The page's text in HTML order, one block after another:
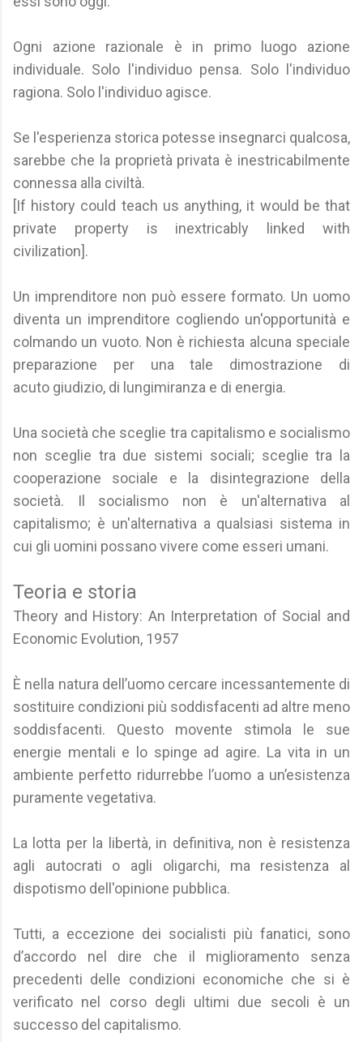
Ogni azione razionale è in primo luogo azione
individuale. Solo l'individuo pensa. Solo l'individuo
ragiona. Solo l'individuo agisce.
Se l'esperienza storica potesse insegnarci qualcosa,
sarebbe che la proprietà privata è inestricabilmente
connessa alla civiltà.
[If history could teach us anything, it would be that
private property is inextricably linked with
civilization].
Un imprenditore non può essere formato. Un uomo
diventa un imprenditore cogliendo un'opportunità e
colmando un vuoto. Non è richiesta alcuna speciale
preparazione per una tale dimostrazione di
acuto giudizio, di lungimiranza e di energia.
Una società che sceglie tra capitalismo e socialismo
non sceglie tra due sistemi sociali; sceglie tra la
cooperazione sociale e la disintegrazione della
società. Il socialismo non è un'alternativa al
capitalismo; è un'alternativa a qualsiasi sistema in
cui gli uomini possano vivere come esseri umani.
Teoria e storia
Theory and History: An Interpretation of Social and
Economic Evolution, 1957
È nella natura dell’uomo cercare incessantemente di
sostituire condizioni più soddisfacenti ad altre meno
soddisfacenti. Questo movente stimola le sue
energie mentali e lo spinge ad agire. La vita in un
ambiente perfetto ridurrebbe l’uomo a un’esistenza
puramente vegetativa.
La lotta per la libertà, in definitiva, non è resistenza
agli autocrati o agli oligarchi, ma resistenza al
dispotismo dell'opinione pubblica.
Tutti, a eccezione dei socialisti più fanatici, sono
d’accordo nel dire che il miglioramento senza
precedenti delle condizioni economiche che si è
verificato nel corso degli ultimi due secoli è un
successo del capitalismo.